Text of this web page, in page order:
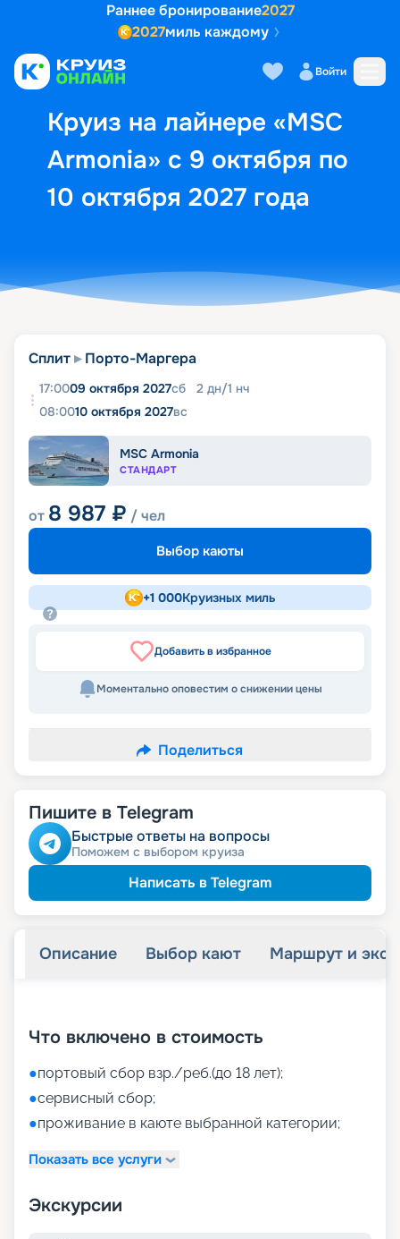
Раннее бронирование2027
2027миль каждому
Войти
Круиз на лайнере «MSC
Armonia» с 9 октября по
10 октября 2027 года
Выбор кают Маршрут и
Сплит Порто-Маргера
17:0009 октября 2027сб 2 дн/1 нч
08:0010 октября 2027вс
MSC Armonia
СТАНДАРТ
от 8 987 ₽ / чел
Выбор каюты
+1 000Круизных миль
Добавить в избранное
Моментально оповестим о снижении цены
Поделиться
Пишите в Telegram
Быстрые ответы на вопросы
Поможем с выбором круиза
Написать в Telegram
Описание Выбор кают Маршрут и
Что включено в стоимость
●портовый сбор взр./реб.(до 18 лет);
●сервисный сбор;
●проживание в каюте выбранной категории;
Показать все услуги
Экскурсии